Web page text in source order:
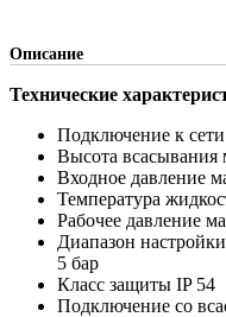
Описание
Технические
Подключение к
Высота всасывания
Входное давление
Температура
Рабочее давление
Диапазон
5 бар
Класс защиты IP 54
Подключение со